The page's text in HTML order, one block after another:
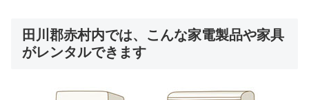
田川郡赤村内では、こんな家電製品や家具
がレンタルできます